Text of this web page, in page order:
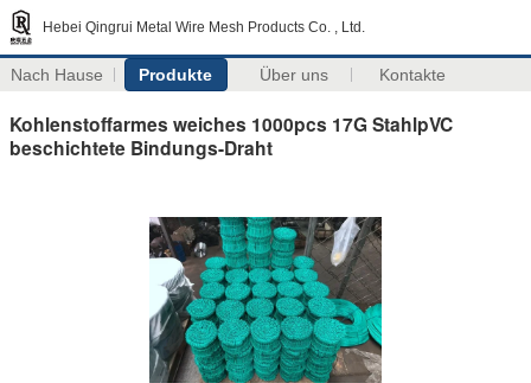
Hebei Qingrui Metal Wire Mesh Products Co. , Ltd.
Nach Hause Produkte Über uns Kontakte
Kohlenstoffarmes weiches 1000pcs 17G StahlpVC
beschichtete Bindungs-Draht